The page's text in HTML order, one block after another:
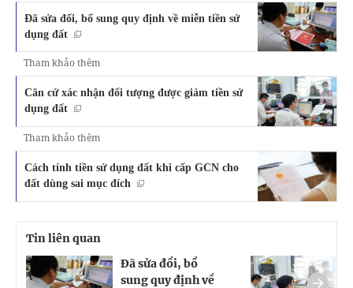
Đã sửa đổi, bổ sung quy định về miễn tiền sử
dụng đất
Tham khảo thêm
Căn cứ xác nhận đối tượng được giảm tiền sử
dụng đất
Tham khảo thêm
Cách tính tiền sử dụng đất khi cấp GCN cho
đất dùng sai mục đích
Tin liên quan
Đã sửa đổi, bổ
sung quy định về